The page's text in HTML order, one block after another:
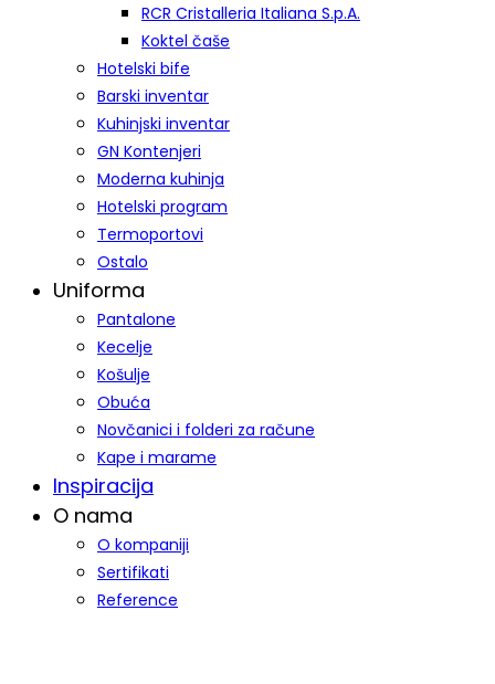
RCR Cristalleria Italiana S.p.A.
Koktel čaše
Hotelski bife
Barski inventar
Kuhinjski inventar
GN Kontenjeri
Moderna kuhinja
Hotelski program
Termoportovi
Ostalo
Uniforma
Pantalone
Kecelje
Košulje
Obuća
Novčanici i folderi za račune
Kape i marame
Inspiracija
O nama
O kompaniji
Sertifikati
Reference